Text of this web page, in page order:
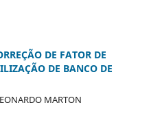
DE FATOR DE
DE BANCO DE
MARTON